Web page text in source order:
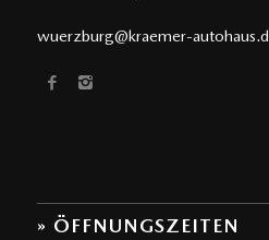
wuerzburg@kraemer-
» ÖFFNUNGSZEITEN